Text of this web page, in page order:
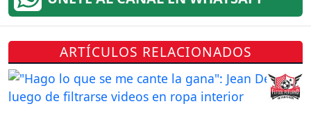
ARTÍCULOS RELACIONADOS